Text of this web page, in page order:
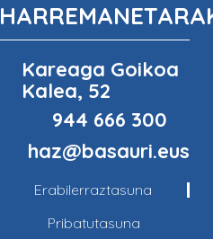
Kareaga Goikoa
Kalea, 52
944 666 300
haz@basauri.eus
Erabilerraztasuna
Pribatutasuna